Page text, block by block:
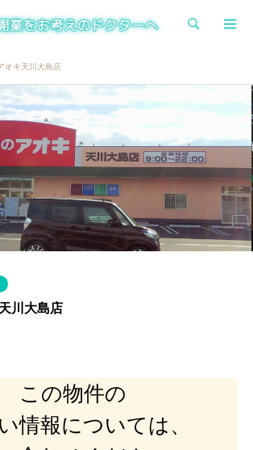
検索
オキ天川大島店
川大島店
この物件の
情報については、